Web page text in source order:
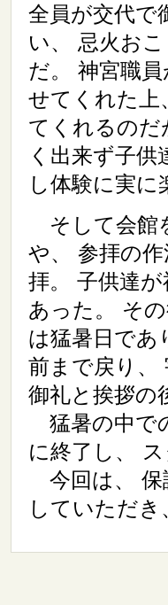
全員が交代で
い、 忌火お
だ。 神宮職
せてくれた上
てくれるのだ
く出来ず子
し体験に実
そして会館
や、 参拝の
拝。 子供達
あった。 そ
は猛暑日であ
前まで戻り、
御礼と挨拶の
猛暑の中で
に終了し、
今回は、 保
していただ